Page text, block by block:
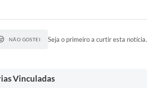
NÃO GOSTEI Seja o primeiro a curtir esta notícia.
Vinculadas